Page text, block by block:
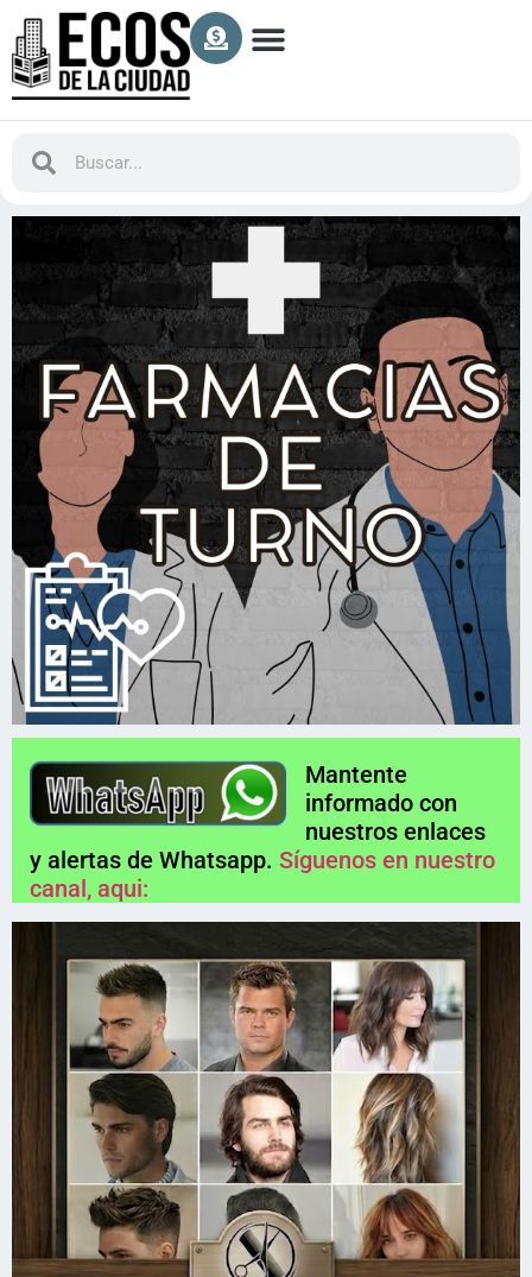
Mantente
informado con
nuestros enlaces
y alertas de Whatsapp. Síguenos en nuestro
canal, aqui: